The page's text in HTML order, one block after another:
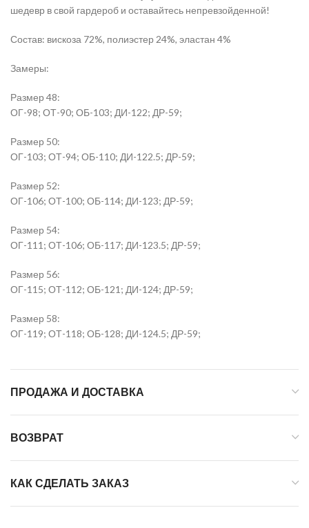
шедевр в свой гардероб и оставайтесь непревзойденной!
Состав: вискоза 72%, полиэстер 24%, эластан 4%
Замеры:
Размер 48:
ОГ-98; ОТ-90; ОБ-103; ДИ-122; ДР-59;
Размер 50:
ОГ-103; ОТ-94; ОБ-110; ДИ-122.5; ДР-59;
Размер 52:
ОГ-106; ОТ-100; ОБ-114; ДИ-123; ДР-59;
Размер 54:
ОГ-111; ОТ-106; ОБ-117; ДИ-123.5; ДР-59;
Размер 56:
ОГ-115; ОТ-112; ОБ-121; ДИ-124; ДР-59;
Размер 58:
ОГ-119; ОТ-118; ОБ-128; ДИ-124.5; ДР-59;
ПРОДАЖА И ДОСТАВКА
ВОЗВРАТ
КАК СДЕЛАТЬ ЗАКАЗ